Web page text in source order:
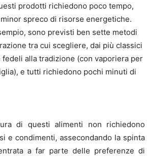
prodotti richiedono poco tempo,
spreco di risorse energetiche.
sono previsti ben sette metodi
tra cui scegliere, dai più classici
alla tradizione (con vaporiera per
e tutti richiedono pochi minuti di
di questi alimenti non richiedono
e condimenti, assecondando la spinta
a far parte delle preferenze di